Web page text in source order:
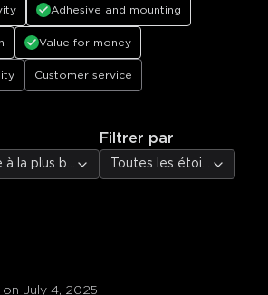
Adhesive and mounting
Value for money
Customer service
la plus basse
Filtrer par
Toutes les étoiles
on July 4, 2025